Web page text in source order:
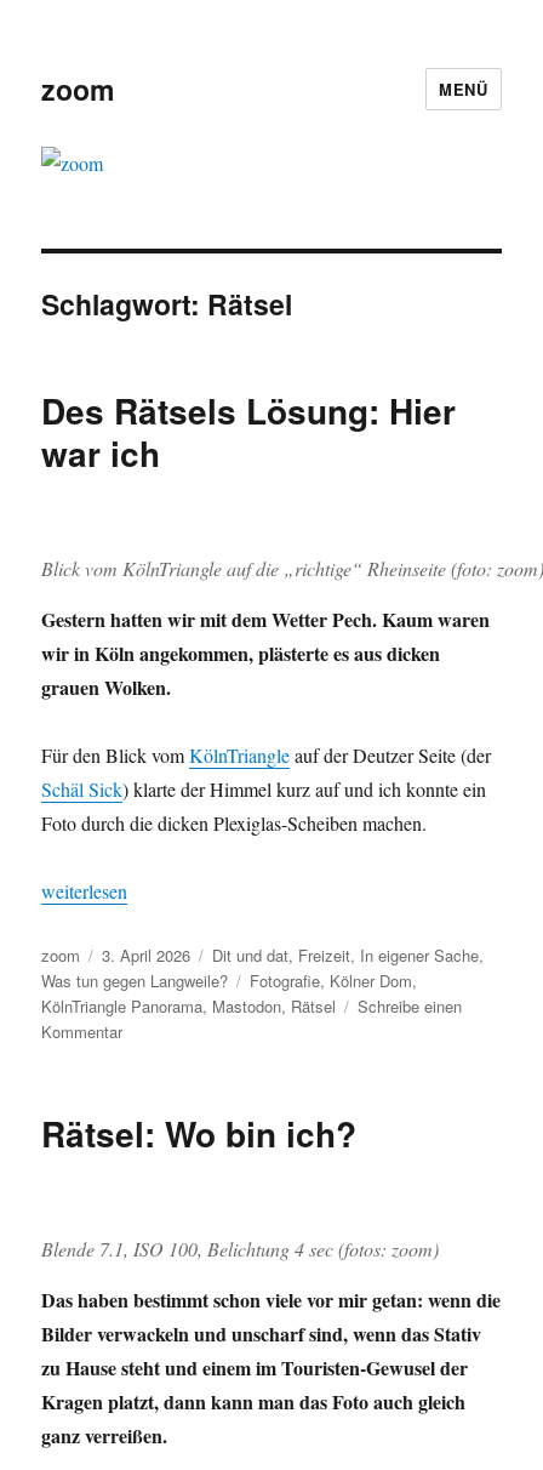
zoom MENÜ
Schlagwort: Rätsel
Des Rätsels Lösung: Hier
war ich
Blick vom KölnTriangle auf die „richtige“ Rheinseite (foto:
Gestern hatten wir mit dem Wetter Pech. Kaum waren
wir in Köln angekommen, plästerte es aus dicken
grauen Wolken.
Für den Blick vomKölnTriangleauf der Deutzer Seite (der
Schäl Sick) klarte der Himmel kurz auf und ich konnte ein
Foto durch die dicken Plexiglas-Scheiben machen.
„Des Rätsels Lösung: Hier war ich“
weiterlesen
Autor
zoom
Veröffentlicht
am
3. April 2026 Kategorien
Dit und dat, Freizeit, In eigener Sache,
Was tun gegen Langweile?
Schlagwörter
Fotografie, Kölner Dom,
KölnTriangle Panorama, Mastodon, Rätsel
Schreibe einen
Kommentarzu
Hier
Rätsel: Wo bin ich?
Blende 7.1, ISO 100, Belichtung 4 sec (fotos: zoom)
Das haben bestimmt schon viele vor mir getan: wenn die
Bilder verwackeln und unscharf sind, wenn das Stativ
zu Hause steht und einem im Touristen-Gewusel der
Kragen platzt, dann kann man das Foto auch gleich
ganz verreißen.